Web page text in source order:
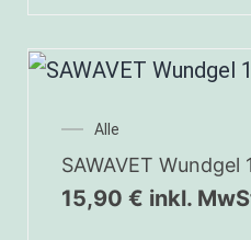
Alle
SAWAVET Wundgel
15,90 € inkl.